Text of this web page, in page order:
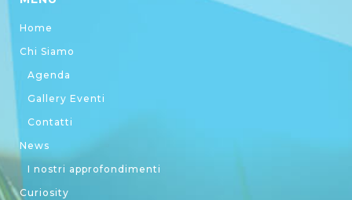
Home
Chi Siamo
Agenda
Gallery Eventi
Contatti
News
I nostri approfondimenti
Curiosity